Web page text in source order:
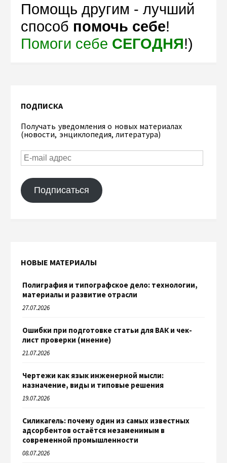
Помощь другим - лучший
способ помочь себе!
Помоги себе СЕГОДНЯ!)
ПОДПИСКА
Получать уведомления о новых материалах
(новости, энциклопедия, литература)
Подписаться
НОВЫЕ МАТЕРИАЛЫ
Полиграфия и типографское дело: технологии,
материалы и развитие отрасли
27.07.2026
Ошибки при подготовке статьи для ВАК и чек-
лист проверки (мнение)
21.07.2026
Чертежи как язык инженерной мысли:
назначение, виды и типовые решения
19.07.2026
Силикагель: почему один из самых известных
адсорбентов остаётся незаменимым в
современной промышленности
08.07.2026